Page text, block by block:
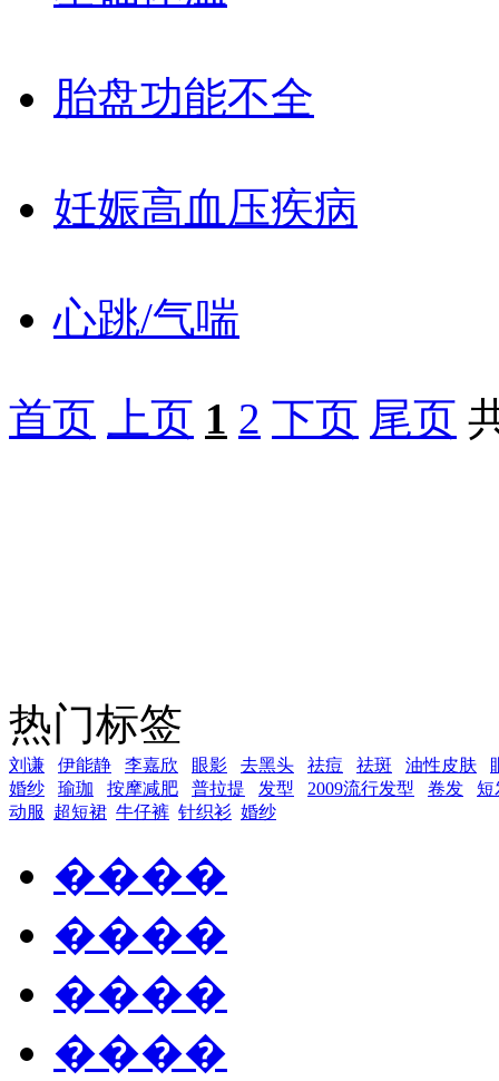
胎盘功能不全
妊娠高血压疾病
心跳/气喘
首页 上页 1 2 下页 尾页
热门标签
刘谦 伊能静 李嘉欣 眼影 去黑头 祛痘 祛斑 油性皮肤
婚纱
瑜珈 按摩减肥 普拉提 发型 2009流行发型 卷发
短
动服
超短裙 牛仔裤 针织衫 婚纱
����
����
����
����